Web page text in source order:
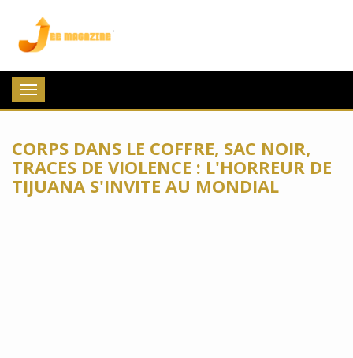
Toggle
navigation
CORPS DANS LE COFFRE, SAC NOIR,
TRACES DE VIOLENCE : L'HORREUR DE
TIJUANA S'INVITE AU MONDIAL